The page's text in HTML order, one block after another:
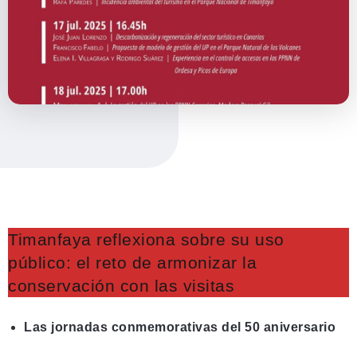
Timanfaya reflexiona sobre su uso
público: el reto de armonizar la
conservación con las visitas
Las jornadas conmemorativas del 50 aniversario